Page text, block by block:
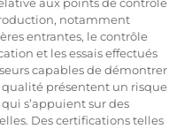
notamment
entrantes, le contrôle
et les essais effectués
capables de démontrer
présentent un risque
s’appuient sur des
Des certifications telles